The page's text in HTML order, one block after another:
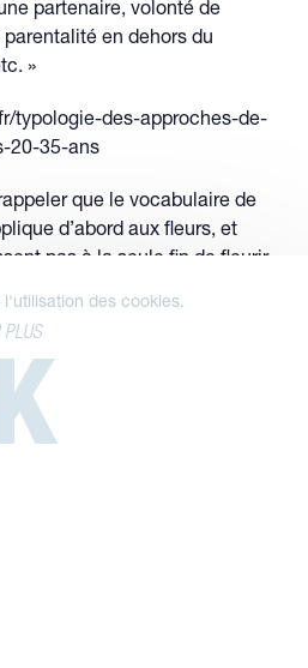
partenaire, volonté de
en dehors du
»
typologie-des-approches-de-
20-35-ans
que le vocabulaire de
d’abord aux fleurs, et
pas à la seule fin de fleurir,
Les êtres humains ont
de fructifier. Mais
comme pour tout vivant
pourquoi nous avons
Le Figaro 29 octobre 2025 ;
ses raisons, sa déraison »
2025
export.fr/infos-
favoriser-la-natalite-et-le-
post-partum
des cookies.
PLUS